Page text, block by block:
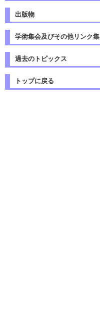
出版物
学術集会及びその他リンク集
過去のトピックス
トップに戻る